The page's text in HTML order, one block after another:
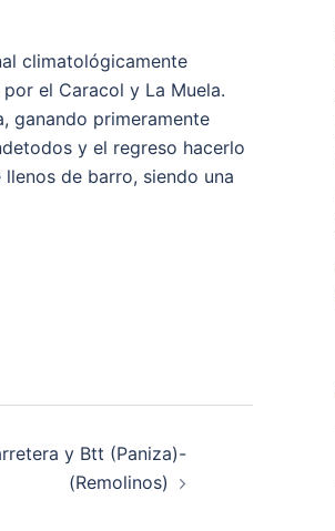
climatológicamente
el Caracol y La Muela.
ganando primeramente
y el regreso hacerlo
de barro, siendo una
y Btt (Paniza)-
(Remolinos)